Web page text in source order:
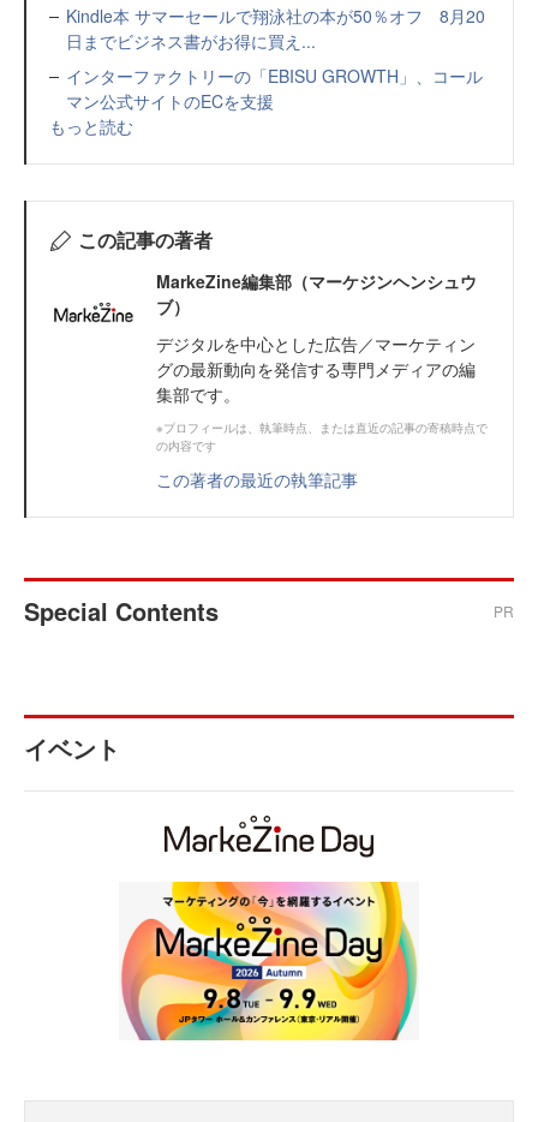
Kindle本 サマーセールで翔泳社の本が50％オフ 8月20
日までビジネス書がお得に買え...
インターファクトリーの「EBISU GROWTH」、コール
マン公式サイトのECを支援
もっと読む
この記事の著者
MarkeZine編集部（マーケジンヘンシュウ
ブ）
デジタルを中心とした広告／マーケティン
グの最新動向を発信する専門メディアの編
集部です。
※プロフィールは、執筆時点、または直近の記事の寄稿時点で
の内容です
この著者の最近の執筆記事
Special Contents PR
イベント